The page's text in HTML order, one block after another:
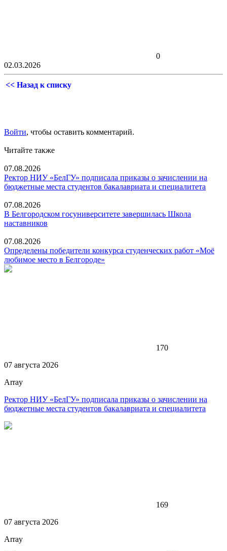
0
02.03.2026
<< Назад к списку
Войти, чтобы оставить комментарий.
Читайте также
07.08.2026
Ректор НИУ «БелГУ» подписала приказы о зачислении на
бюджетные места студентов бакалавриата и специалитета
07.08.2026
В Белгородском госуниверситете завершилась Школа
наставников
07.08.2026
Определены победители конкурса студенческих работ «Моё
любимое место в Белгороде»
170
07 августа 2026
Array
Ректор НИУ «БелГУ» подписала приказы о зачислении на
бюджетные места студентов бакалавриата и специалитета
169
07 августа 2026
Array